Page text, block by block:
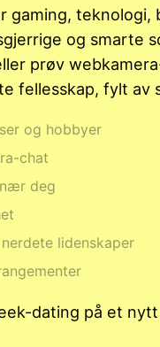
gaming,
og smarte
prøv
fellesskap, fylt av
og hobbyer
chat
deg
lidenskaper
dating på et